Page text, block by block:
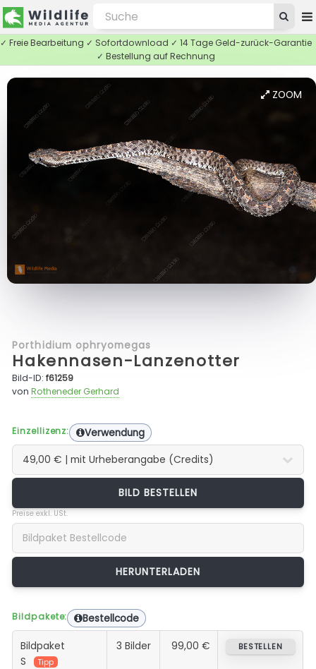
✓ Freie Bearbeitung ✓ Sofortdownload ✓ 14 Tage Geld-zurück-Garantie
✓ Bestellung auf Rechnung
ZOOM
Porthidium ophryomegas
Hakennasen-Lanzenotter
Bild-ID:f61259
vonRotheneder Gerhard
Einzellizenz: Verwendung
BILD BESTELLEN
Preise exkl. USt.
Bildpakete: Bestellcode
Bildpaket
S
Tipp
3 Bilder 99,00 € BESTELLEN